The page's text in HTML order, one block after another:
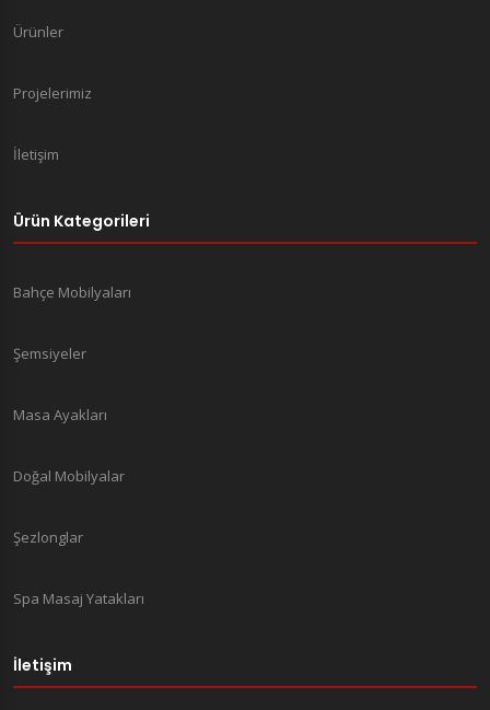
Ürünler
Projelerimiz
İletişim
Ürün Kategorileri
Bahçe Mobilyaları
Şemsiyeler
Masa Ayakları
Doğal Mobilyalar
Şezlonglar
Spa Masaj Yatakları
İletişim